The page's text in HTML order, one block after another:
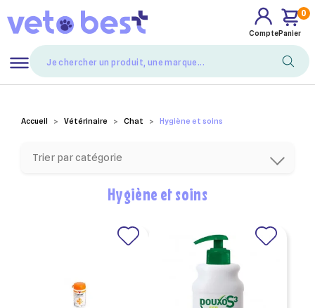
Compte
0
Panier
Accueil Vétérinaire Chat Hygiène et soins
Trier par catégorie
Hygiène et soins